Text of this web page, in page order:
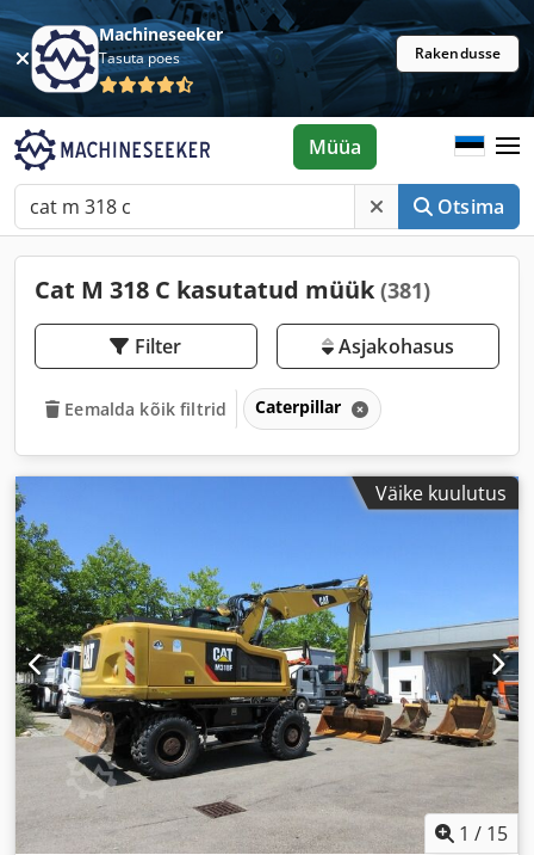
Machineseeker
Tasuta poes Rakendusse
Otsima
Müüa
Cat M 318 C kasutatud müük (381)
Filter Asjakohasus
Eemalda kõik filtrid Caterpillar
Väike kuulutus
1 / 15